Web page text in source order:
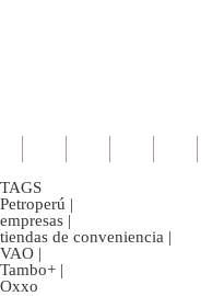
TAGS
Petroperú |
empresas |
tiendas de conveniencia |
VAO |
Tambo+ |
Oxxo